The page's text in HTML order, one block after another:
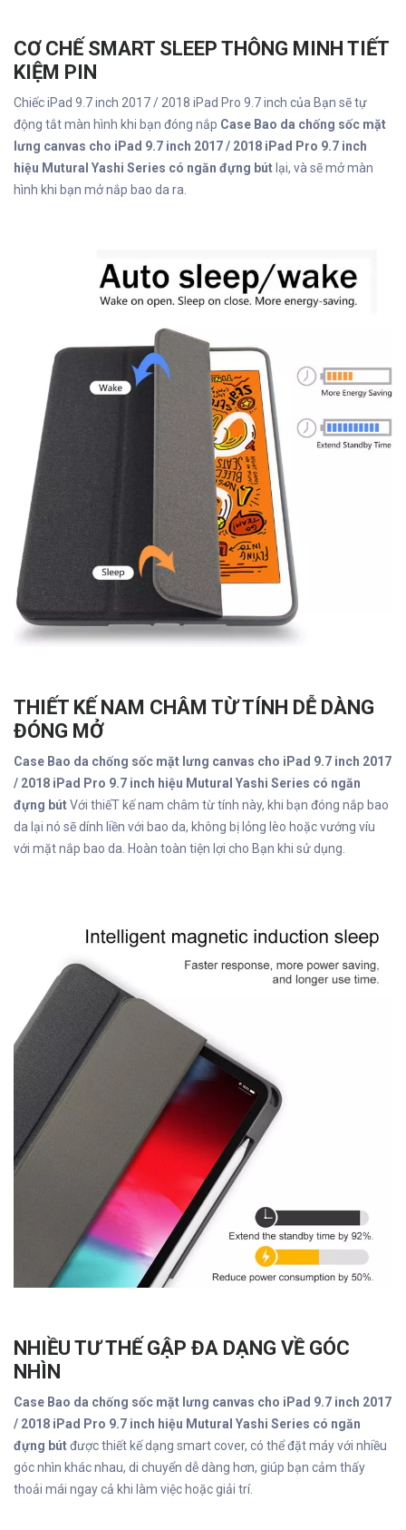
CƠ CHẾ SMART SLEEP THÔNG MINH TIẾT
KIỆM PIN
Chiếc iPad 9.7 inch 2017 / 2018 iPad Pro 9.7 inch của Bạn sẽ tự
động tắt màn hình khi bạn đóng nắp Case Bao da chống sốc mặt
lưng canvas cho iPad 9.7 inch 2017 / 2018 iPad Pro 9.7 inch
hiệu Mutural Yashi Series có ngăn đựng bút lại, và sẽ mở màn
hình khi bạn mở nắp bao da ra.
THIẾT KẾ NAM CHÂM TỪ TÍNH DỄ DÀNG
ĐÓNG MỞ
Case Bao da chống sốc mặt lưng canvas cho iPad 9.7 inch 2017
/ 2018 iPad Pro 9.7 inch hiệu Mutural Yashi Series có ngăn
đựng bútVới thiếT kế nam châm từ tính này, khi bạn đóng nắp bao
da lại nó sẽ dính liền với bao da, không bị lỏng lèo hoặc vướng víu
với mặt nắp bao da. Hoàn toàn tiện lợi cho Bạn khi sử dụng.
NHIỀU TƯ THẾ GẬP ĐA DẠNG VỀ GÓC
NHÌN
Case Bao da chống sốc mặt lưng canvas cho iPad 9.7 inch 2017
/ 2018 iPad Pro 9.7 inch hiệu Mutural Yashi Series có ngăn
đựng bútđược thiết kế dạng smart cover, có thể đặt máy với nhiều
góc nhìn khác nhau, di chuyển dễ dàng hơn, giúp bạn cảm thấy
thoải mái ngay cả khi làm việc hoặc giải trí.